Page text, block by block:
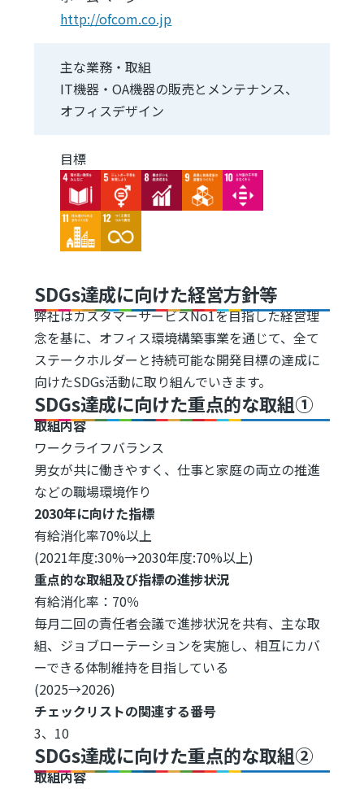
http://ofcom.co.jp
主な業務・取組
IT機器・OA機器の販売とメンテナンス、
オフィスデザイン
目標
Image Image Image Image Image
Image Image
SDGs達成に向けた経営方針等
弊社はカスタマーサービスNo1を目指した経営理
念を基に、オフィス環境構築事業を通じて、全て
ステークホルダーと持続可能な開発目標の達成に
向けたSDGs活動に取り組んでいきます。
SDGs達成に向けた重点的な取組①
取組内容
ワークライフバランス
男女が共に働きやすく、仕事と家庭の両立の推進
などの職場環境作り
2030年に向けた指標
有給消化率70%以上
(2021年度:30%→2030年度:70%以上)
重点的な取組及び指標の進捗状況
有給消化率：70％
毎月二回の責任者会議で進捗状況を共有、主な取
組、ジョブローテーションを実施し、相互にカバ
ーできる体制維持を目指している
(2025→2026)
チェックリストの関連する番号
3、10
SDGs達成に向けた重点的な取組②
取組内容